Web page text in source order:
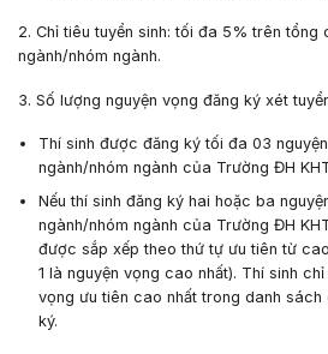
2. Chỉ tiêu tuyển sinh:tối đa 5%trên tổng
ngành/nhóm ngành.
3. Số lượng nguyện vọng đăng ký xét
Thí sinh được đăng kýtối đa 03
ngành/nhóm ngành của Trường ĐH
Nếu thí sinh đăng ký hai hoặc ba
ngành/nhóm ngành của Trường ĐH
được sắp xếp theo thứ tự ưu tiên từ
1 là nguyện vọng cao nhất). Thí sinh
vọng ưu tiên cao nhất trong danh
ký.